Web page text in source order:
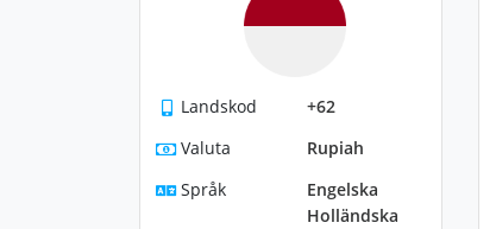
Landskod
+62
Valuta
Rupiah
Språk
Engelska
Holländska